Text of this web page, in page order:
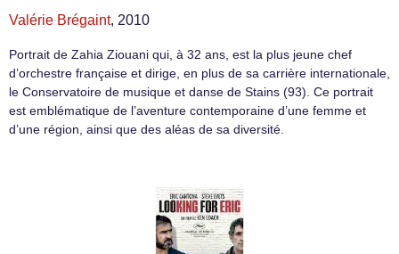
Valérie Brégaint, 2010
Portrait de Zahia Ziouani qui, à 32 ans, est la plus jeune chef
d’orchestre française et dirige, en plus de sa carrière internationale,
le Conservatoire de musique et danse de Stains (93). Ce portrait
est emblématique de l’aventure contemporaine d’une femme et
d’une région, ainsi que des aléas de sa diversité.